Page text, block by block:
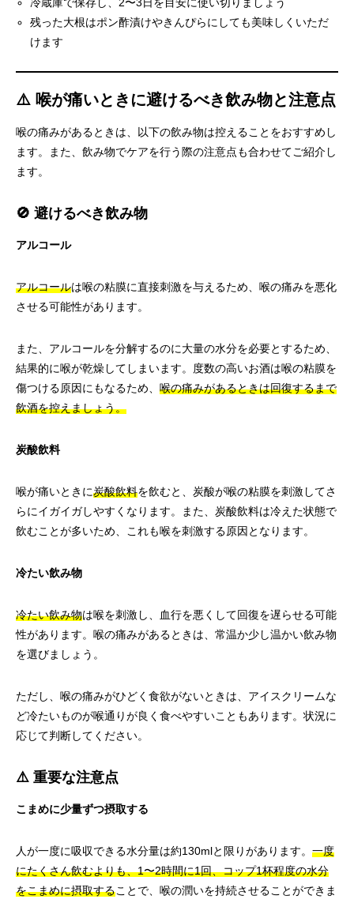
残った大根はポン酢漬けやきんぴらにしても美味しくいただ
けます
⚠️ 喉が痛いときに避けるべき飲み物と注意点
喉の痛みがあるときは、以下の飲み物は控えることをおすすめし
ます。また、飲み物でケアを行う際の注意点も合わせてご紹介し
ます。
🚫 避けるべき飲み物
アルコール
アルコールは喉の粘膜に直接刺激を与えるため、喉の痛みを悪化
させる可能性があります。
また、アルコールを分解するのに大量の水分を必要とするため、
結果的に喉が乾燥してしまいます。度数の高いお酒は喉の粘膜を
傷つける原因にもなるため、 喉の痛みがあるときは回復するまで
飲酒を控えましょう。
炭酸飲料
喉が痛いときに炭酸飲料を飲むと、炭酸が喉の粘膜を刺激してさ
らにイガイガしやすくなります。また、炭酸飲料は冷えた状態で
飲むことが多いため、これも喉を刺激する原因となります。
冷たい飲み物
冷たい飲み物は喉を刺激し、血行を悪くして回復を遅らせる可能
性があります。喉の痛みがあるときは、常温か少し温かい飲み物
を選びましょう。
ただし、喉の痛みがひどく食欲がないときは、アイスクリームな
ど冷たいものが喉通りが良く食べやすいこともあります。状況に
応じて判断してください。
⚠️ 重要な注意点
こまめに少量ずつ摂取する
人が一度に吸収できる水分量は約130mlと限りがあります。 一度
にたくさん飲むよりも、1〜2時間に1回、コップ1杯程度の水分
をこまめに摂取することで、喉の潤いを持続させることができま